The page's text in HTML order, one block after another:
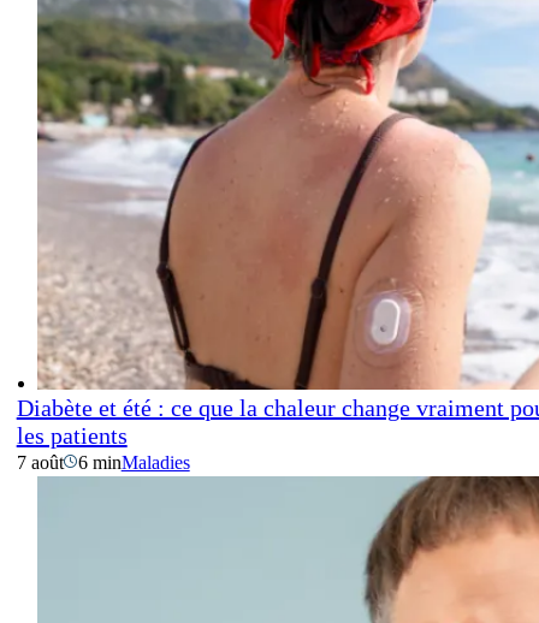
Diabète et été : ce que la chaleur change vraiment
les patients
7 août 6 minMaladies